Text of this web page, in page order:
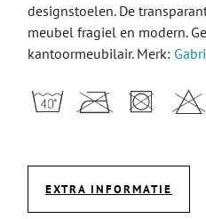
designstoelen. De
meubel fragiel en modern.
kantoormeubilair. Merk:
EXTRA INFORMATIE